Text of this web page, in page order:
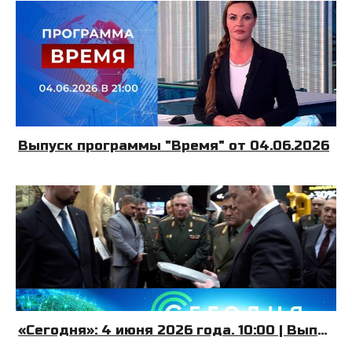
Выпуск программы "Время" от 04.06.2026
«Сегодня»: 4 июня 2026 года. 10:00 | Выпуск новостей | Новости НТВ